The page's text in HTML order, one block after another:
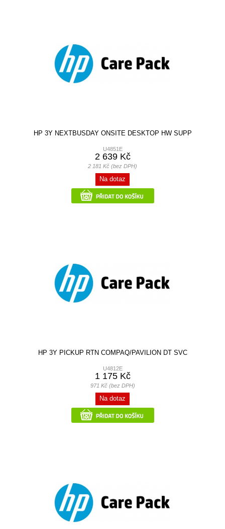
HP 3Y NEXTBUSDAY ONSITE DESKTOP HW SUPP
U4851E
2 639 Kč
2 181 Kč (bez DPH)
Na dotaz
HP 3Y PICKUP RTN COMPAQ/PAVILION DT SVC
U4812E
1 175 Kč
971 Kč (bez DPH)
Na dotaz